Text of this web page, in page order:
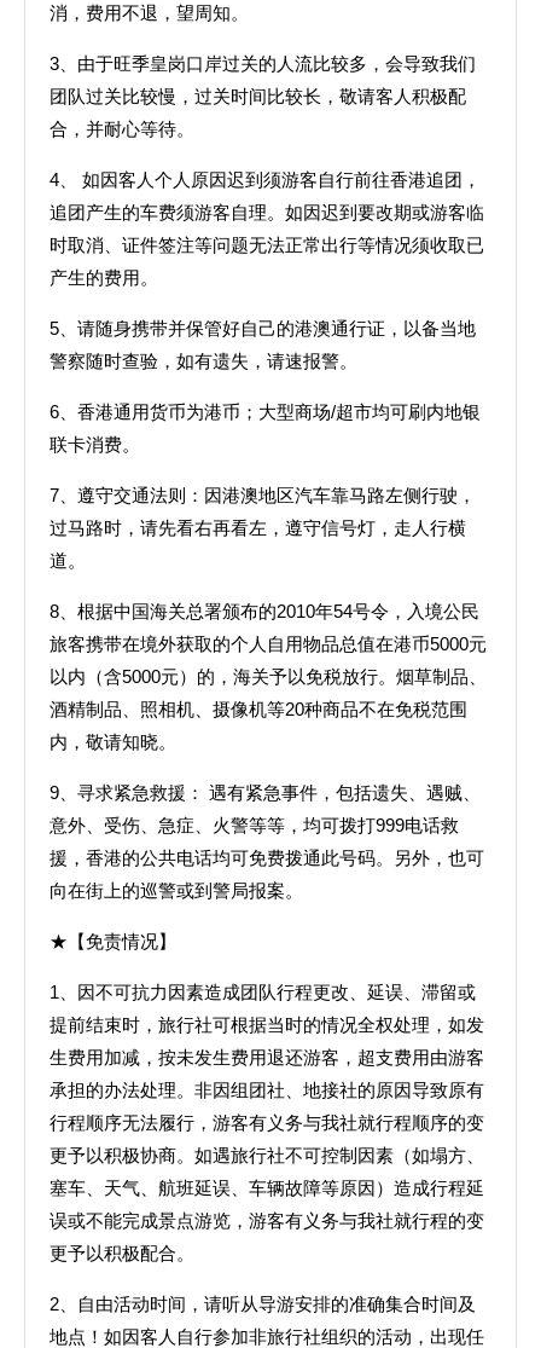
消，费用不退，望周知。
3、由于旺季皇岗口岸过关的人流比较多，会导致我们
团队过关比较慢，过关时间比较长，敬请客人积极配
合，并耐心等待。
4、 如因客人个人原因迟到须游客自行前往香港追团，
追团产生的车费须游客自理。如因迟到要改期或游客临
时取消、证件签注等问题无法正常出行等情况须收取已
产生的费用。
5、请随身携带并保管好自己的港澳通行证，以备当地
警察随时查验，如有遗失，请速报警。
6、香港通用货币为港币；大型商场/超市均可刷内地银
联卡消费。
7、遵守交通法则：因港澳地区汽车靠马路左侧行驶，
过马路时，请先看右再看左，遵守信号灯，走人行横
道。
8、根据中国海关总署颁布的2010年54号令，入境公民
旅客携带在境外获取的个人自用物品总值在港币5000元
以内（含5000元）的，海关予以免税放行。烟草制品、
酒精制品、照相机、摄像机等20种商品不在免税范围
内，敬请知晓。
9、寻求紧急救援： 遇有紧急事件，包括遗失、遇贼、
意外、受伤、急症、火警等等，均可拨打999电话救
援，香港的公共电话均可免费拨通此号码。另外，也可
向在街上的巡警或到警局报案。
★【免责情况】
1、因不可抗力因素造成团队行程更改、延误、滞留或
提前结束时，旅行社可根据当时的情况全权处理，如发
生费用加减，按未发生费用退还游客，超支费用由游客
承担的办法处理。非因组团社、地接社的原因导致原有
行程顺序无法履行，游客有义务与我社就行程顺序的变
更予以积极协商。如遇旅行社不可控制因素（如塌方、
塞车、天气、航班延误、车辆故障等原因）造成行程延
误或不能完成景点游览，游客有义务与我社就行程的变
更予以积极配合。
2、自由活动时间，请听从导游安排的准确集合时间及
地点！如因客人自行参加非旅行社组织的活动，出现任